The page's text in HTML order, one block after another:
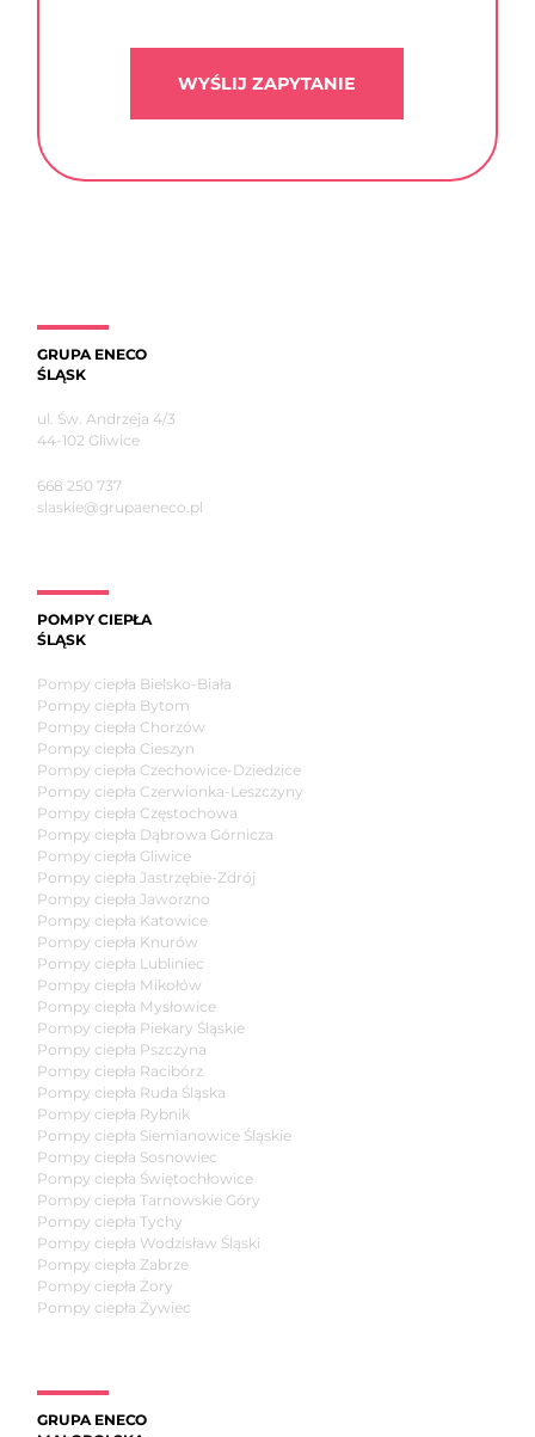
GRUPA ENECO
ŚLĄSK
ul. Św. Andrzeja 4/3
44-102 Gliwice
668 250 737
slaskie@grupaeneco.pl
POMPY CIEPŁA
ŚLĄSK
Pompy ciepła Bielsko-Biała
Pompy ciepła Bytom
Pompy ciepła Chorzów
Pompy ciepła Cieszyn
Pompy ciepła Czechowice-Dziedzice
Pompy ciepła Czerwionka-Leszczyny
Pompy ciepła Częstochowa
Pompy ciepła Dąbrowa Górnicza
Pompy ciepła Gliwice
Pompy ciepła Jastrzębie-Zdrój
Pompy ciepła Jaworzno
Pompy ciepła Katowice
Pompy ciepła Knurów
Pompy ciepła Lubliniec
Pompy ciepła Mikołów
Pompy ciepła Mysłowice
Pompy ciepła Piekary Śląskie
Pompy ciepła Pszczyna
Pompy ciepła Racibórz
Pompy ciepła Ruda Śląska
Pompy ciepła Rybnik
Pompy ciepła Siemianowice Śląskie
Pompy ciepła Sosnowiec
Pompy ciepła Świętochłowice
Pompy ciepła Tarnowskie Góry
Pompy ciepła Tychy
Pompy ciepła Wodzisław Śląski
Pompy ciepła Zabrze
Pompy ciepła Żory
Pompy ciepła Żywiec
GRUPA ENECO